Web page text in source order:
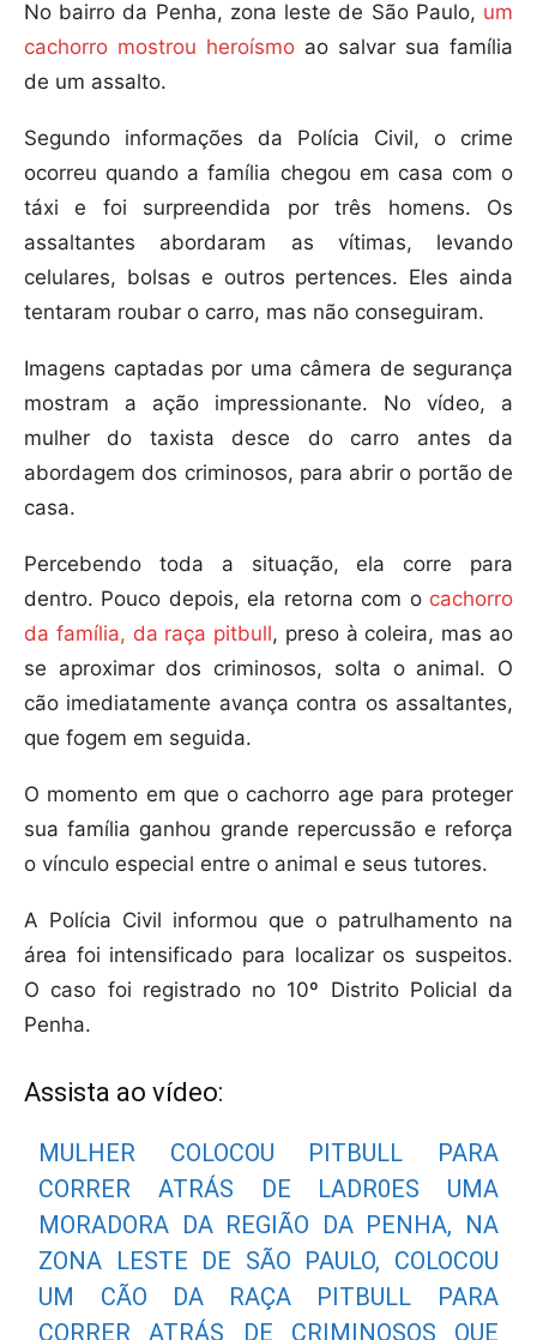
No bairro da Penha, zona leste de São Paulo, um
cachorro mostrou heroísmo ao salvar sua família
de um assalto.
Segundo informações da Polícia Civil, o crime
ocorreu quando a família chegou em casa com o
táxi e foi surpreendida por três homens. Os
assaltantes abordaram as vítimas, levando
celulares, bolsas e outros pertences. Eles ainda
tentaram roubar o carro, mas não conseguiram.
Imagens captadas por uma câmera de segurança
mostram a ação impressionante. No vídeo, a
mulher do taxista desce do carro antes da
abordagem dos criminosos, para abrir o portão de
casa.
Percebendo toda a situação, ela corre para
dentro. Pouco depois, ela retorna com o cachorro
da família, da raça pitbull, preso à coleira, mas ao
se aproximar dos criminosos, solta o animal. O
cão imediatamente avança contra os assaltantes,
que fogem em seguida.
O momento em que o cachorro age para proteger
sua família ganhou grande repercussão e reforça
o vínculo especial entre o animal e seus tutores.
A Polícia Civil informou que o patrulhamento na
área foi intensificado para localizar os suspeitos.
O caso foi registrado no 10º Distrito Policial da
Penha.
Assista ao vídeo:
MULHER COLOCOU PITBULL PARA
CORRER ATRÁS DE LADR0ES UMA
MORADORA DA REGIÃO DA PENHA, NA
ZONA LESTE DE SÃO PAULO, COLOCOU
UM CÃO DA RAÇA PITBULL PARA
CORRER ATRÁS DE CRIMINOSOS QUE